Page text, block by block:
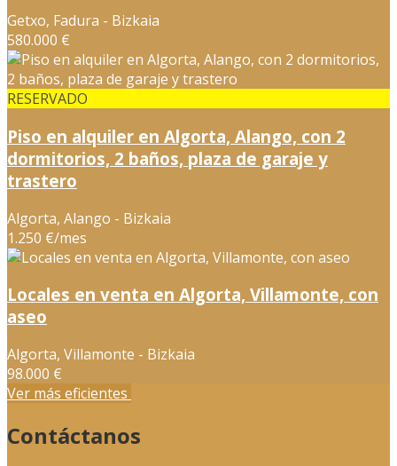
Getxo, Fadura - Bizkaia
580.000 €
RESERVADO
Piso en alquiler en Algorta, Alango, con 2
dormitorios, 2 baños, plaza de garaje y
trastero
Algorta, Alango - Bizkaia
1.250 €/mes
Locales en venta en Algorta, Villamonte, con
aseo
Algorta, Villamonte - Bizkaia
98.000 €
Ver más eficientes
Contáctanos